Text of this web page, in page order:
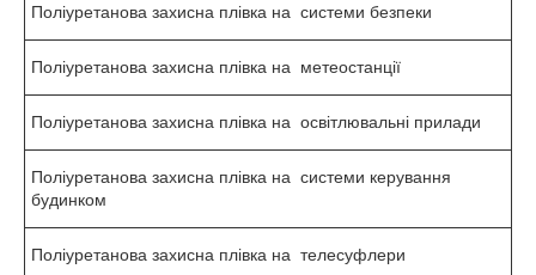
Поліуретанова захисна плівка на системи безпеки
Поліуретанова захисна плівка на метеостанції
Поліуретанова захисна плівка на освітлювальні прилади
Поліуретанова захисна плівка на системи керування
будинком
Поліуретанова захисна плівка на телесуфлери